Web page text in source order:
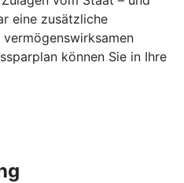
eine zusätzliche
können Sie in Ihre